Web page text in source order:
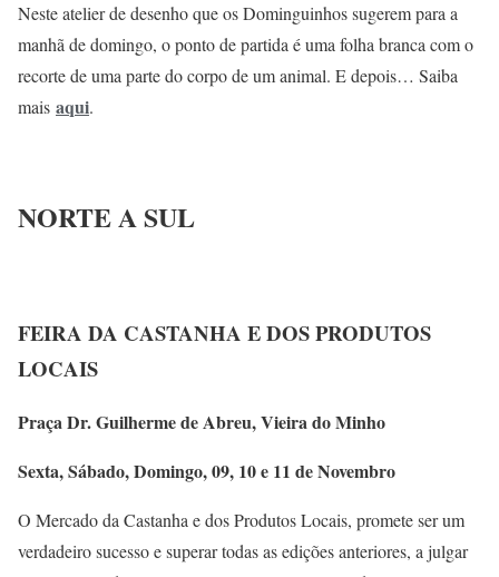
Neste atelier de desenho que os Dominguinhos sugerem para a
manhã de domingo, o ponto de partida é uma folha branca com o
recorte de uma parte do corpo de um animal. E depois… Saiba
mais aqui.
NORTE A SUL
FEIRA DA CASTANHA E DOS PRODUTOS
LOCAIS
Praça Dr. Guilherme de Abreu, Vieira do Minho
Sexta, Sábado, Domingo, 09, 10 e 11 de Novembro
O Mercado da Castanha e dos Produtos Locais, promete ser um
verdadeiro sucesso e superar todas as edições anteriores, a julgar